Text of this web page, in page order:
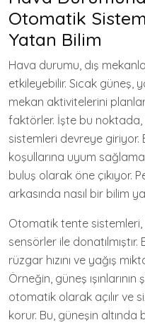
Otomatik
Yatan Bilim
Hava durumu, dış
etkileyebilir. Sıcak güneş,
mekan aktivitelerini
faktörler. İşte bu noktada,
sistemleri devreye giriyor.
koşullarına uyum
buluş olarak öne çıkıyor.
arkasında nasıl bir bilim
Otomatik tente sistemleri,
sensörler ile donatılmıştır.
rüzgar hızını ve yağış
Örneğin, güneş
otomatik olarak açılır ve
korur. Bu, güneşin altında